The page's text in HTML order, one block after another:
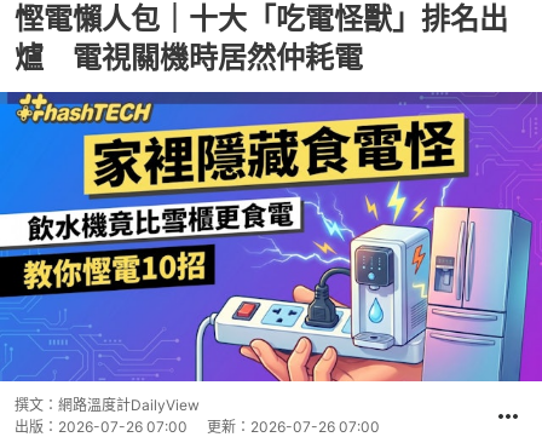
慳電懶人包｜十大「吃電怪獸」排名出
爐 電視關機時居然仲耗電
撰文： 網路溫度計DailyView
出版： 2026-07-26 07:00 更新： 2026-07-26 07:00